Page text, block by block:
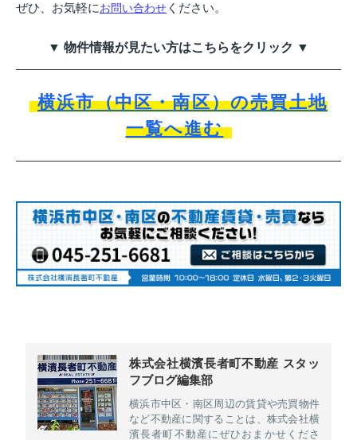
ぜひ、お気軽にお問い合わせ ください。
▼ 物件情報が見たい方はこちらをクリック ▼
横浜市（中区・南区）の売買土地
一覧へ進む
株式会社横濱長者町不動産 スタッ
フブログ編集部
横浜市中区・南区周辺の賃貸や売買物件
など不動産に関することは、株式会社横
濱長者町不動産にぜひおまかせくださ